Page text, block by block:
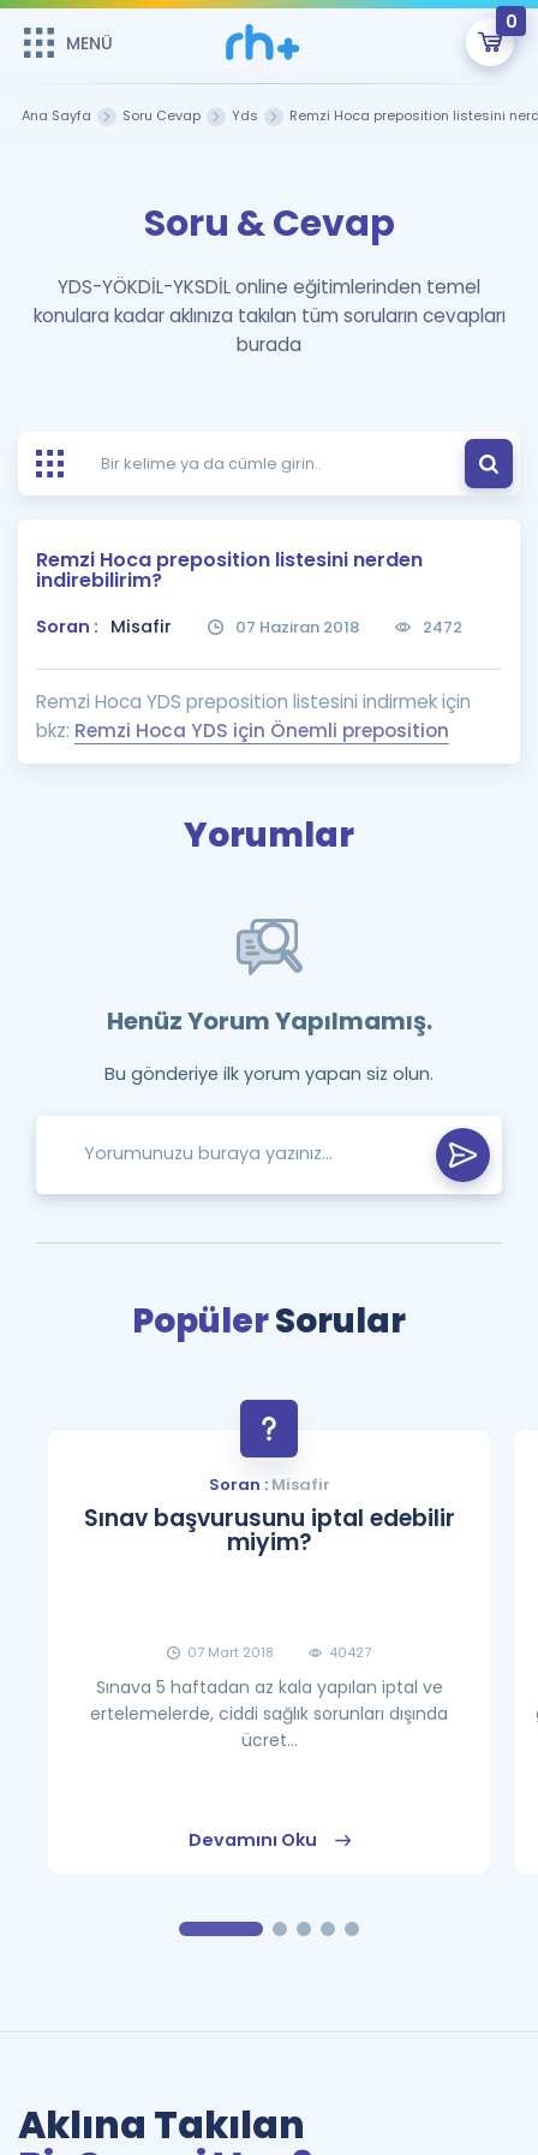
MENÜ
0
Şifremi Hatırlamıyorum
GİRİŞ YAP
Remzi Hoca ile seni sınava hazırlayacak onlarca eğitim seni
bekliyor!
MENÜ
Çalışma Paketleri
Kitaplar ve Kaynaklar
Ücretsiz Kaynaklar
Puan Hesaplama
Rehberlik Aracı
ÖSYM Sınav Takvimi
Kampanyalar
İngilizce Gramer
Blog
İngilizce Gramer
Hakkımızda
Ana Sayfa Soru Cevap Yds Remzi Hoca preposition listesini
Soru & Cevap
YDS-YÖKDİL-YKSDİL online eğitimlerinden temel
konulara kadar aklınıza takılan tüm soruların cevapları
burada
Remzi Hoca preposition listesini nerden
indirebilirim?
Soran : Misafir 07 Haziran 2018 2472
Remzi Hoca YDS preposition listesini indirmek için
bkz: Remzi Hoca YDS için Önemli preposition
Yorumlar
Henüz Yorum Yapılmamış.
Bu gönderiye ilk yorum yapan siz olun.
PopülerSorular
Soran :Misafir
Sınav başvurusunu iptal edebilir
miyim?
07 Mart 2018 40427
Sınava 5 haftadan az kala yapılan iptal ve
ertelemelerde, ciddi sağlık sorunları dışında
ücret...
Devamını Oku
Aklına Takılan